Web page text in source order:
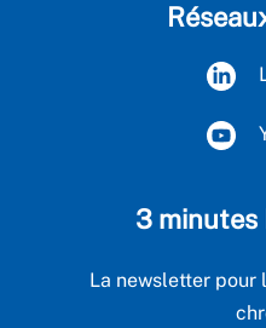
3 minutes
La newsletter pour